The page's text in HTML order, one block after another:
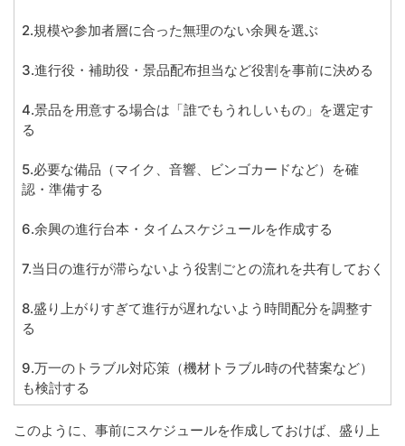
2.規模や参加者層に合った無理のない余興を選ぶ
3.進行役・補助役・景品配布担当など役割を事前に決める
4.景品を用意する場合は「誰でもうれしいもの」を選定す
る
5.必要な備品（マイク、音響、ビンゴカードなど）を確
認・準備する
6.余興の進行台本・タイムスケジュールを作成する
7.当日の進行が滞らないよう役割ごとの流れを共有しておく
8.盛り上がりすぎて進行が遅れないよう時間配分を調整す
る
9.万一のトラブル対応策（機材トラブル時の代替案など）
も検討する
このように、事前にスケジュールを作成しておけば、盛り上